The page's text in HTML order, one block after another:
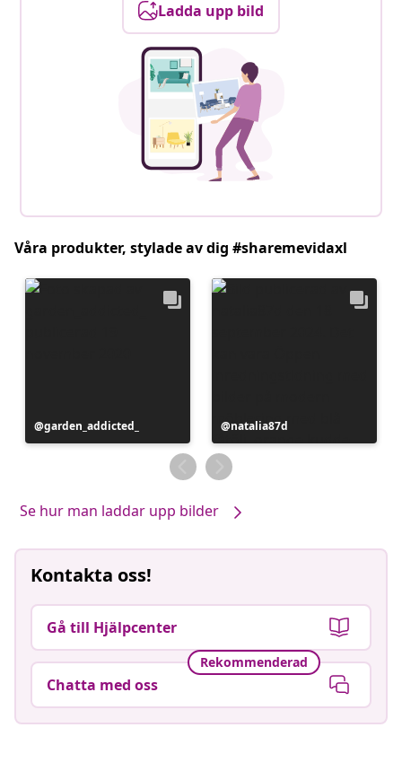
Ladda upp bild
Våra produkter, stylade av dig #sharemevidaxl
Inlägg
publicerat
garden_addicted_
Inlägg
publicerat
av
natalia87d
Se hur man laddar upp bilder
Kontakta oss!
Gå till Hjälpcenter
Rekommenderad
Chatta med oss